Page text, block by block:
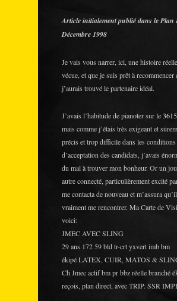
Article initialement publié dans le Plan
Décembre 1998
Je vais vous narrer, ici, une histoire
vécue, et que je suis prêt à recommencer
j’aurais trouvé le partenaire idéal.
J’avais l’habitude de pianoter sur le
mais comme j’étais très exigeant et
précis et trop difficile dans les conditions
d’acceptation des candidats, j’avais
du mal à trouver mon bonheur. Or un
autre connecté, particulièrement excité
me contacta de nouveau et m’assura
vraiment me rencontrer. Ma Carte de
voici:
JMEC AVEC SLING
29 ans 172 59 bld tr-crt yxvert imb bm
ékipé LATEX, CUIR, MATOS &
Ch Jmec actif bm pr bbz réelle branché
reçois, plan direct, avec TRIP. SSR